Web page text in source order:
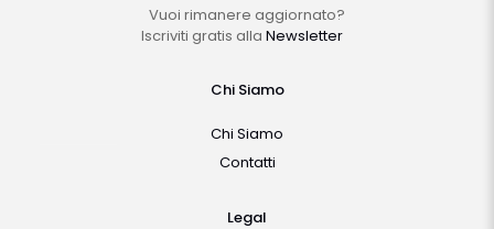
Vuoi rimanere aggiornato?
Iscriviti gratis alla Newsletter
Chi Siamo
Chi Siamo
Contatti
Legal